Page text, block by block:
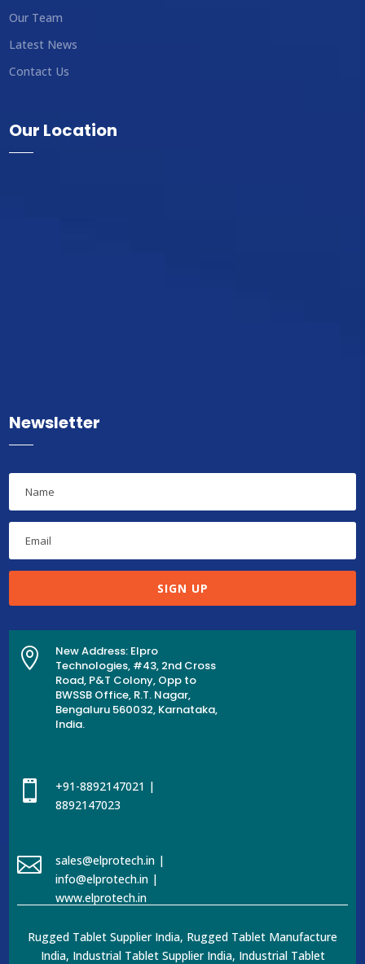
Our Team
Latest News
Contact Us
Our Location
Newsletter
SIGN UP

New Address: Elpro
Technologies, #43, 2nd Cross
Road, P&T Colony, Opp to
BWSSB Office, R.T. Nagar,
Bengaluru 560032, Karnataka,
India.

+91-8892147021 |
8892147023

sales@elprotech.in |
info@elprotech.in |
www.elprotech.in
Rugged Tablet Supplier India, Rugged Tablet Manufacture
India, Industrial Tablet Supplier India, Industrial Tablet